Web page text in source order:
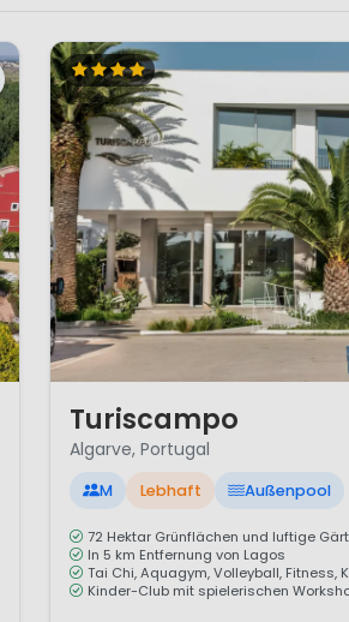
Turiscampo
Algarve, Portugal
M Lebhaft Außenpool
72 Hektar Grünflächen und luftige
In 5 km Entfernung von Lagos
Tai Chi, Aquagym, Volleyball, Fitness,
Kinder-Club mit spielerischen